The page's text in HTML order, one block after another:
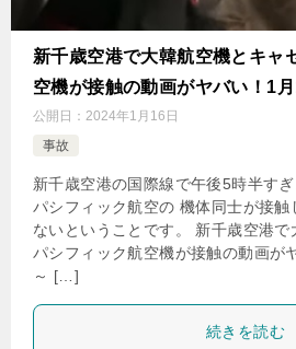
新千歳空港で大韓航空機とキャ
空機が接触の動画がヤバい！1月
公開日： 2024年1月16日
事故
新千歳空港の国際線で午後5時半す
パシフィック航空の 機体同士が接触
ないということです。 新千歳空港で
パシフィック航空機が接触の動画が
～ […]
続きを読む